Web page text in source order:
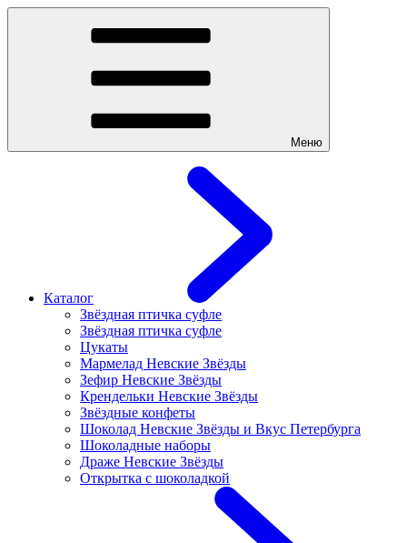
Меню
Каталог
Звёздная птичка суфле
Звёздная птичка суфле
Цукаты
Мармелад Невские Звёзды
Зефир Невские Звёзды
Крендельки Невские Звёзды
Звёздные конфеты
Шоколад Невские Звёзды и Вкус Петербурга
Шоколадные наборы
Драже Невские Звёзды
Открытка с шоколадкой